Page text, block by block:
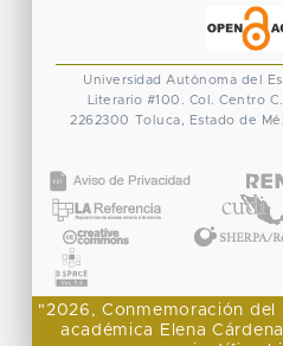
Universidad Autónoma del
Literario #100. Col. Centro
2262300 Toluca, Estado de
"2026, Conmemoración
académica Elena